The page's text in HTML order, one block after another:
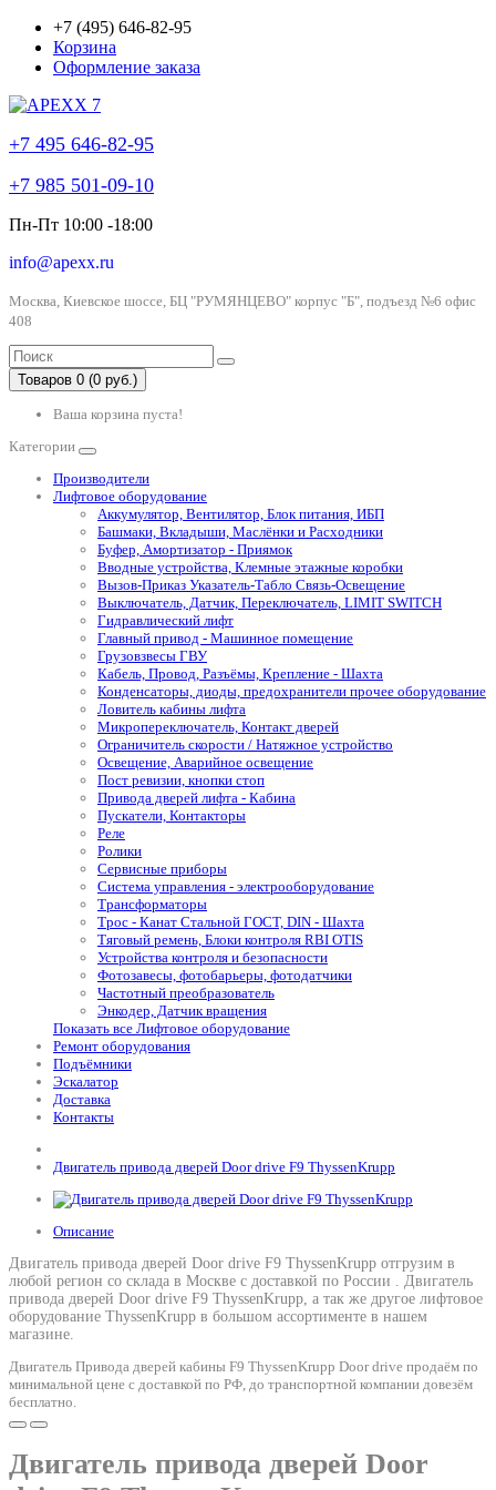
+7 (495) 646-82-95
Корзина
Оформление заказа
+7 495 646-82-95
+7 985 501-09-10
Пн-Пт 10:00 -18:00
info@apexx.ru
Москва, Киевское шоссе, БЦ "РУМЯНЦЕВО" корпус "Б", подъезд №6 офис
408
Товаров 0 (0 руб.)
Ваша корзина пуста!
Категории
Производители
Лифтовое оборудование
Аккумулятор, Вентилятор, Блок питания, ИБП
Башмаки, Вкладыши, Маслёнки и Расходники
Буфер, Амортизатор - Приямок
Вводные устройства, Клемные этажные коробки
Вызов-Приказ Указатель-Табло Связь-Освещение
Выключатель, Датчик, Переключатель, LIMIT SWITCH
Гидравлический лифт
Главный привод - Машинное помещение
Грузовзвесы ГВУ
Кабель, Провод, Разъёмы, Крепление - Шахта
Конденсаторы, диоды, предохранители прочее оборудование
Ловитель кабины лифта
Микропереключатель, Контакт дверей
Ограничитель скорости / Натяжное устройство
Освещение, Аварийное освещение
Пост ревизии, кнопки стоп
Привода дверей лифта - Кабина
Пускатели, Контакторы
Реле
Ролики
Сервисные приборы
Система управления - электрооборудование
Трансформаторы
Трос - Канат Стальной ГОСТ, DIN - Шахта
Тяговый ремень, Блоки контроля RBI OTIS
Устройства контроля и безопасности
Фотозавесы, фотобарьеры, фотодатчики
Частотный преобразователь
Энкодер, Датчик вращения
Показать все Лифтовое оборудование
Ремонт оборудования
Подъёмники
Эскалатор
Доставка
Контакты
Двигатель привода дверей Door drive F9 ThyssenKrupp
Описание
Двигатель привода дверей Door drive F9 ThyssenKrupp отгрузим в
любой регион со склада в Москве с доставкой по России . Двигатель
привода дверей Door drive F9 ThyssenKrupp, а так же другое лифтовое
оборудование ThyssenKrupp в большом ассортименте в нашем
магазине.
Двигатель Привода дверей кабины F9 ThyssenKrupp Door drive продаём по
минимальной цене с доставкой по РФ, до транспортной компании довезём
бесплатно.
Двигатель привода дверей Door